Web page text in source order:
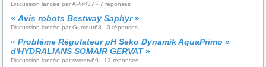
Discussion lancée par APi@37 - 7 réponses
« Avis robots Bestway Saphyr»
Discussion lancée par Gumeur68 - 0 réponses
« Problème Régulateur pH Seko Dynamik AquaPrimo »
d'HYDRALIANS SOMAIR GERVAT»
Discussion lancée par sweety69 - 12 réponses